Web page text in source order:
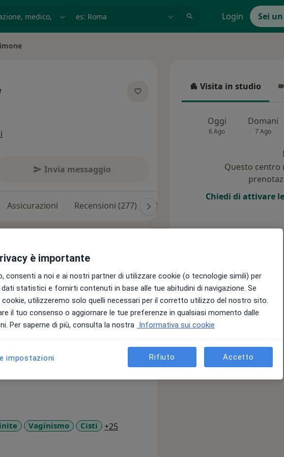
Login Sei
Invia messaggio
Assicurazioni Recensioni (277) Risposte ai pazienti (25)
di Ostetricia e Ginecologia
nel 2003 in Medicina e Chirurgia
II” con il massimo dei voti
in Ostetricia e Ginecologia presso
dei voti 50/50 e lode.
Berlino, ha lavorato dal 2004 al
and Gynaecology Oncology del
Oncologico dell’Irlanda del
Gynecology Oncology and
Franklin, Berlino, Germania, Centro
delle Patologie Tumorali
Vaginismo Cisti +25
Visita in studio
Visita in studio
Oggi
6 Ago
Domani
7 Ago
Questo centro
Chiedi di attivare
è importante
consenti a noi e ai nostri partner di utilizzare cookie (o tecnologie simili) per
statistici e fornirti contenuti in base alle tue abitudini di navigazione. Se
utilizzeremo solo quelli necessari per il corretto utilizzo del nostro sito.
il tuo consenso o aggiornare le tue preferenze in qualsiasi momento dalle
Per saperne di più, consulta la nostra Informativa sui cookie
impostazioni Rifiuto Accetto